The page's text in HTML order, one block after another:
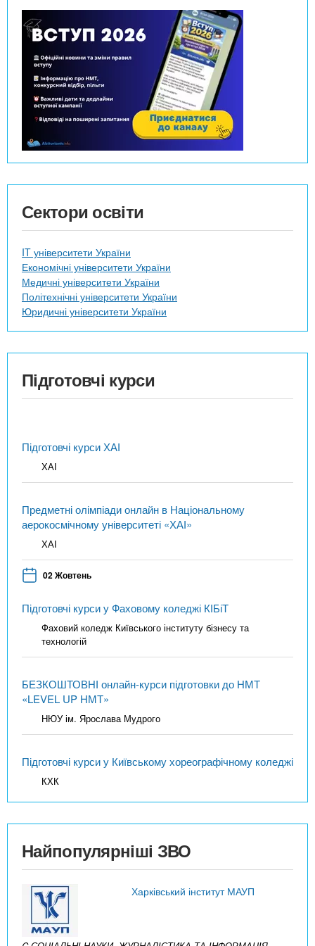
Сектори освіти
IT університети України
Економічні університети України
Медичні університети України
Політехнічні університети України
Юридичні університети України
Підготовчі курси
Підготовчі курси ХАІ
ХАІ
Предметні олімпіади онлайн в Національному
аерокосмічному університеті «ХАІ»
ХАІ
02 Жовтень
Підготовчі курси у Фаховому коледжі КІБіТ
Фаховий коледж Київського інституту бізнесу та
технологій
БЕЗКОШТОВНІ онлайн-курси підготовки до НМТ
«LEVEL UP НМТ»
НЮУ ім. Ярослава Мудрого
Підготовчі курси у Київському хореографічному коледжі
КХК
Найпопулярніші ЗВО
Харківський інститут МАУП